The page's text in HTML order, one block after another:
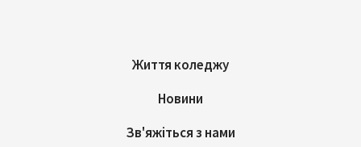
Життя коледжу
Новини
Зв'яжіться з нами